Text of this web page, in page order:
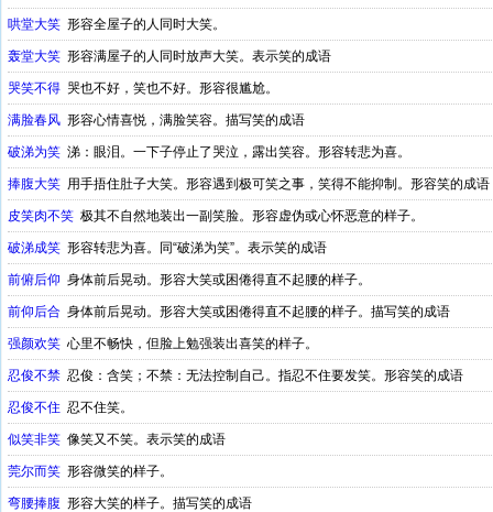
哄堂大笑 形容全屋子的人同时大笑。
轰堂大笑 形容满屋子的人同时放声大笑。表示笑的成语
哭笑不得 哭也不好，笑也不好。形容很尴尬。
满脸春风 形容心情喜悦，满脸笑容。描写笑的成语
破涕为笑 涕：眼泪。一下子停止了哭泣，露出笑容。形容转悲为喜。
捧腹大笑 用手捂住肚子大笑。形容遇到极可笑之事，笑得不能抑制。形容笑的成语
皮笑肉不笑 极其不自然地装出一副笑脸。形容虚伪或心怀恶意的样子。
破涕成笑 形容转悲为喜。同“破涕为笑”。表示笑的成语
前俯后仰 身体前后晃动。形容大笑或困倦得直不起腰的样子。
前仰后合 身体前后晃动。形容大笑或困倦得直不起腰的样子。描写笑的成语
强颜欢笑 心里不畅快，但脸上勉强装出喜笑的样子。
忍俊不禁 忍俊：含笑；不禁：无法控制自己。指忍不住要发笑。形容笑的成语
忍俊不住 忍不住笑。
似笑非笑 像笑又不笑。表示笑的成语
莞尔而笑 形容微笑的样子。
弯腰捧腹 形容大笑的样子。描写笑的成语